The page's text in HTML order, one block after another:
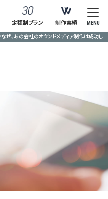
定額制プラン 制作実績 MENU